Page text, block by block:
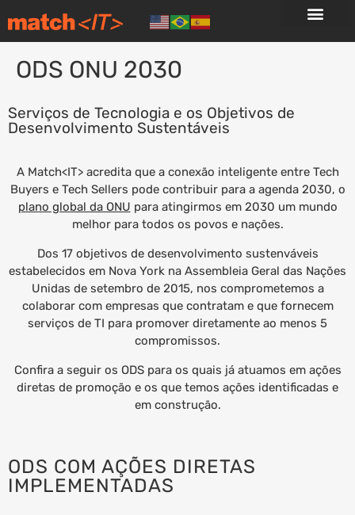
ODS ONU 2030
Serviços de Tecnologia e os Objetivos de
Desenvolvimento Sustentáveis
A Match<IT> acredita que a conexão inteligente entre Tech
Buyers e Tech Sellers pode contribuir para a agenda 2030, o
plano global da ONU para atingirmos em 2030 um mundo
melhor para todos os povos e nações.
Dos 17 objetivos de desenvolvimento sustenváveis
estabelecidos em Nova York na Assembleia Geral das Nações
Unidas de setembro de 2015, nos comprometemos a
colaborar com empresas que contratam e que fornecem
serviços de TI para promover diretamente ao menos 5
compromissos.
Confira a seguir os ODS para os quais já atuamos em ações
diretas de promoção e os que temos ações identificadas e
em construção.
ODS COM AÇÕES DIRETAS
IMPLEMENTADAS